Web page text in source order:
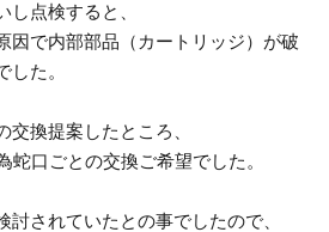
し点検すると、
因で内部部品（カートリッジ）が破
した。
換提案したところ、
蛇口ごとの交換ご希望でした。
討されていたとの事でしたので、